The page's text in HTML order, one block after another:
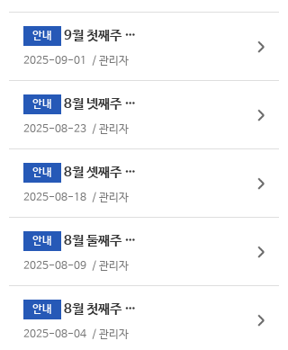
안내 9월 첫째주 식단표
2025-09-01 / 관리자
안내 8월 넷째주 식단표
2025-08-23 / 관리자
안내 8월 셋째주 식단표
2025-08-18 / 관리자
안내 8월 둘째주 식단표
2025-08-09 / 관리자
안내 8월 첫째주 식단표
2025-08-04 / 관리자